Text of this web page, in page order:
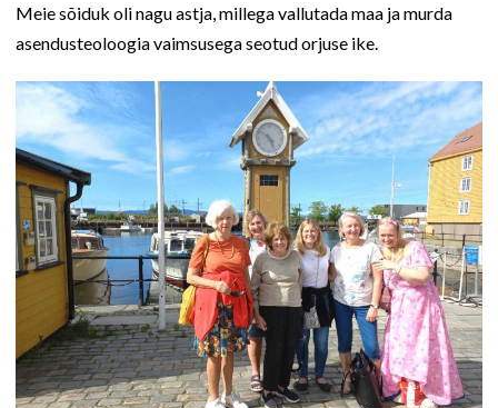
Meie sõiduk oli nagu astja, millega vallutada maa ja murda
asendusteoloogia vaimsusega seotud orjuse ike.